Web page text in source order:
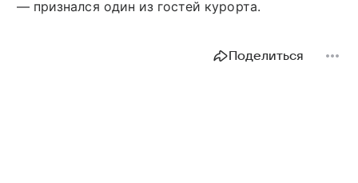
— признался один из гостей курорта.
Поделиться